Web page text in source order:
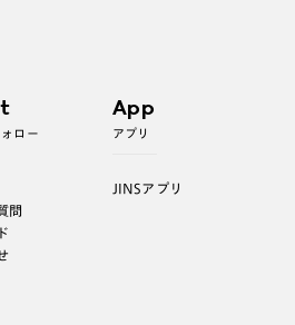
ロー
問
App
アプリ
JINSアプリ